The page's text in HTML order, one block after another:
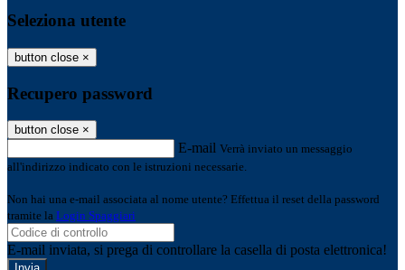
Seleziona utente
button close ×
Recupero password
button close ×
E-mail Verrà inviato un messaggio
all'indirizzo indicato con le istruzioni necessarie.
Non hai una e-mail associata al nome utente? Effettua il reset della password
tramite la Login Spaggiari
E-mail inviata, si prega di controllare la casella di posta elettronica!